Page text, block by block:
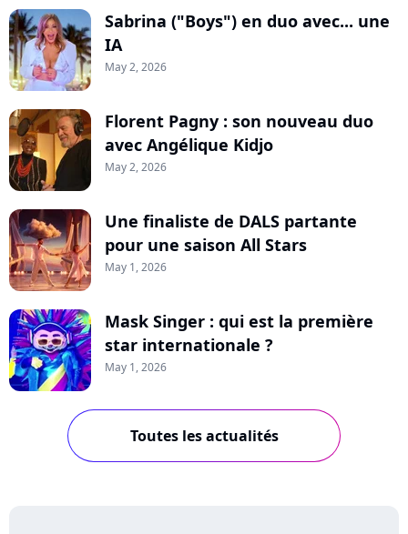
Sabrina ("Boys") en duo avec... une
IA
May 2, 2026
Florent Pagny : son nouveau duo
avec Angélique Kidjo
May 2, 2026
Une finaliste de DALS partante
pour une saison All Stars
May 1, 2026
Mask Singer : qui est la première
star internationale ?
May 1, 2026
Toutes les actualités